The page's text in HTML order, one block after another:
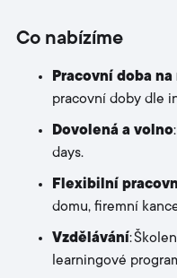
Co nabízíme
Pracovní doba na
pracovní doby dle
Dovolená a volno
days.
Flexibilní
domu, firemní
Vzdělávání:
learningové